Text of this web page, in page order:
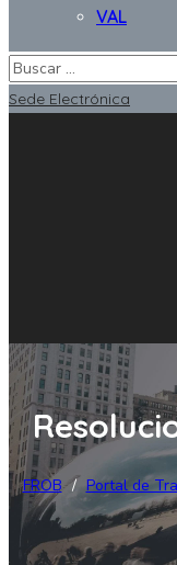
VAL
Sede Electrónica
FROB / Portal de